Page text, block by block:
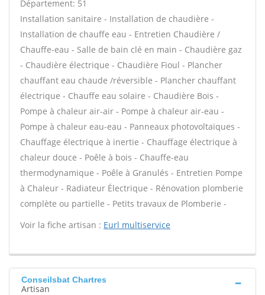
Département: 51
Installation sanitaire - Installation de chaudière -
Installation de chauffe eau - Entretien Chaudière /
Chauffe-eau - Salle de bain clé en main - Chaudière gaz
- Chaudière électrique - Chaudière Fioul - Plancher
chauffant eau chaude /réversible - Plancher chauffant
électrique - Chauffe eau solaire - Chaudière Bois -
Pompe à chaleur air-air - Pompe à chaleur air-eau -
Pompe à chaleur eau-eau - Panneaux photovoltaïques -
Chauffage électrique à inertie - Chauffage électrique à
chaleur douce - Poêle à bois - Chauffe-eau
thermodynamique - Poêle à Granulés - Entretien Pompe
à Chaleur - Radiateur Électrique - Rénovation plomberie
complète ou partielle - Petits travaux de Plomberie -
Voir la fiche artisan : Eurl multiservice
Conseilsbat Chartres
Artisan